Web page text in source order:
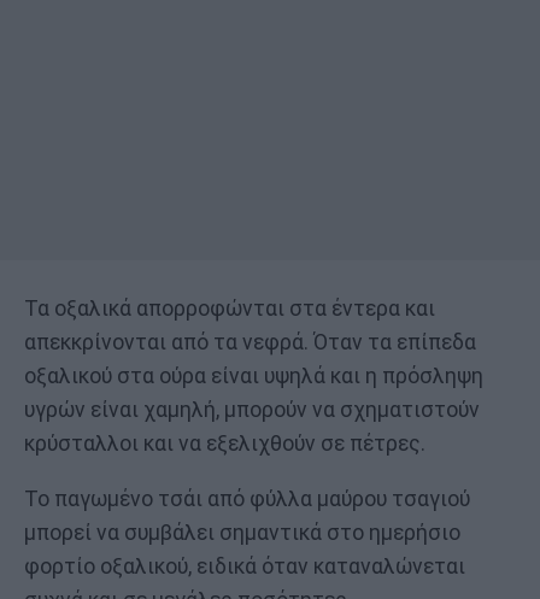
Τα οξαλικά απορροφώνται στα έντερα και
απεκκρίνονται από τα νεφρά. Όταν τα επίπεδα
οξαλικού στα ούρα είναι υψηλά και η πρόσληψη
υγρών είναι χαμηλή, μπορούν να σχηματιστούν
κρύσταλλοι και να εξελιχθούν σε πέτρες.
Το παγωμένο τσάι από φύλλα μαύρου τσαγιού
μπορεί να συμβάλει σημαντικά στο ημερήσιο
φορτίο οξαλικού, ειδικά όταν καταναλώνεται